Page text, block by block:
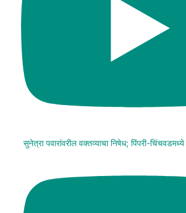
सुनेत्रा पवारांवरील वक्तव्याचा निषेध; पिंपरी-